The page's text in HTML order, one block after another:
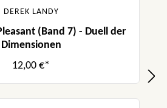
DEREK LANDY
(Band 7) - Duell der
Dimensionen
12,00 €*